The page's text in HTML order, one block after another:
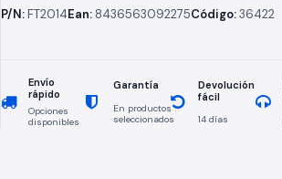
P/N:FT2014Ean: 8436563092275Código:36422
Envío
rápido
Opciones
disponibles
Garantía
En productos
seleccionados
Devolución
fácil
14 días